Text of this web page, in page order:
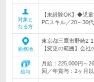
対象と
なる方
【未経験OK】◆児
PCスキル／20～30
勤務地
東京都三鷹市野崎2-
【変更の範囲】会社
給与
月給：225,000円～
回／年賞与：2ヶ月